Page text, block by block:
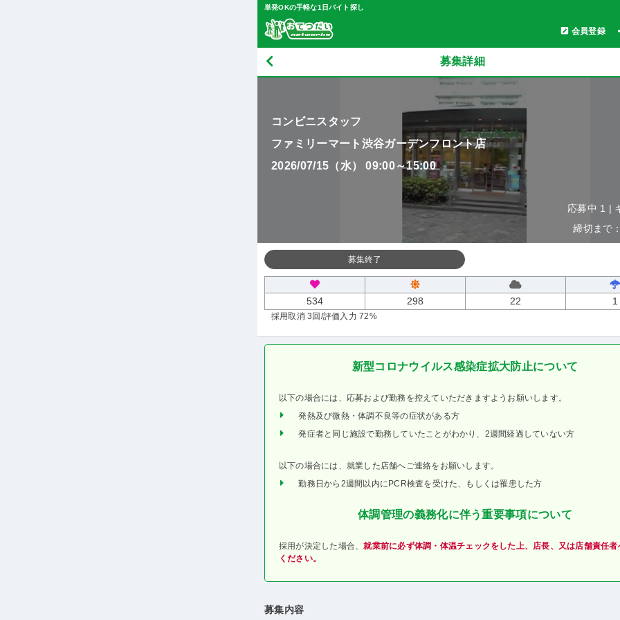
単発OKの手軽な1日バイト探し
会員登録
募集詳細
コンビニスタッフ
ファミリーマート渋谷ガーデンフロント店
2026/07/15（水） 09:00～15:00
応募中 1 |
締切まで
募集終了
534 298 22 1
採用取消 3回 /評価入力 72%
新型コロナウイルス感染症拡大防止について
以下の場合には、応募および勤務を控えていただきますようお願いします。
発熱及び微熱・体調不良等の症状がある方
発症者と同じ施設で勤務していたことがわかり、2週間経過していない方
以下の場合には、就業した店舗へご連絡をお願いします。
勤務日から2週間以内にPCR検査を受けた、もしくは罹患した方
体調管理の義務化に伴う重要事項について
採用が決定した場合、就業前に必ず体調・体温チェックをした上、店長、又は店舗責任者
ください。
募集内容